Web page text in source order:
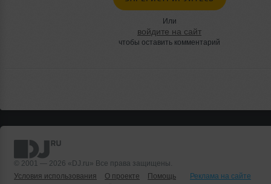
Или
войдите на сайт
чтобы оставить комментарий
© 2001 — 2026 «DJ.ru» Все права защищены.
Условия использования
О проекте Помощь
Реклама на сайте